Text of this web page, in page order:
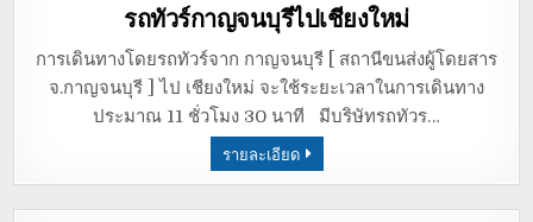
in
รถทัวร์กาญจนบุรีไปเชียงใหม่
การเดินทางโดยรถทัวร์จาก กาญจนบุรี [ สถานีขนส่งผู้โดยสาร
จ.กาญจนบุรี ] ไป เชียงใหม่ จะใช้ระยะเวลาในการเดินทาง
ประมาณ 11 ชั่วโมง 30 นาที มีบริษัทรถทัวร…
รายละเอียด